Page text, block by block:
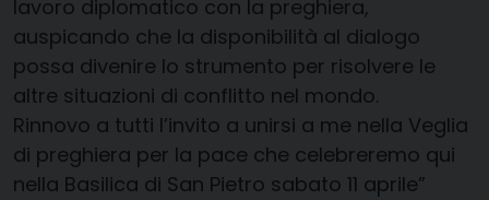
lavoro diplomatico con la preghiera,
auspicando che la disponibilità al dialogo
possa divenire lo strumento per risolvere le
altre situazioni di conflitto nel mondo.
Rinnovo a tutti l’invito a unirsi a me nella Veglia
di preghiera per la pace che celebreremo qui
nella Basilica di San Pietro sabato 11 aprile”